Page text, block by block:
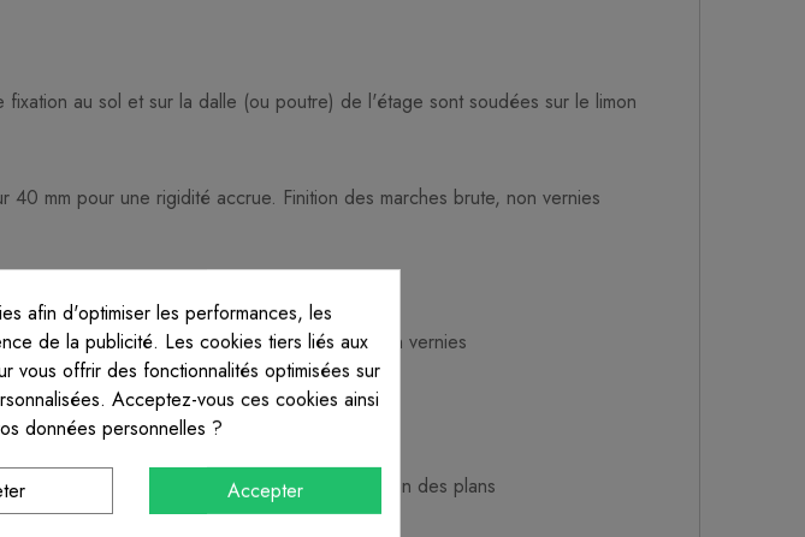
au sol et sur la dalle (ou poutre) de l'étage sont soudées sur le limon
mm pour une rigidité accrue. Finition des marches brute, non vernies
mm pour une rigidité accrue. Finition brute, non vernies
sera défini avec vous lors de la réalisation des plans
afin d'optimiser les performances, les
de la publicité. Les cookies tiers liés aux
vous offrir des fonctionnalités optimisées sur
Acceptez-vous ces cookies ainsi
données personnelles ?
Accepter